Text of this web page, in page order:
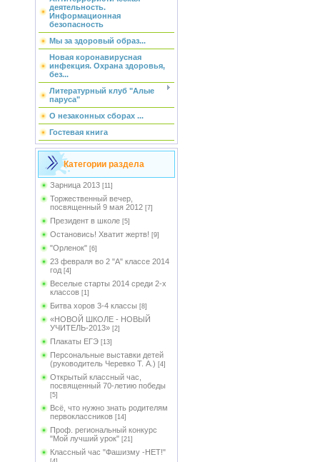
деятельность.
Информационная
безопасность
Мы за здоровый образ...
Новая коронавирусная
инфекция. Охрана здоровья,
без...
Литературный клуб "Алые
паруса"
О незаконных сборах ...
Гостевая книга
Категории раздела
Зарница 2013 [11]
Торжественный вечер,
посвященный 9 мая 2012 [7]
Президент в школе [5]
Остановись! Хватит жертв! [9]
"Орленок" [6]
23 февраля во 2 "А" классе 2014
год [4]
Веселые старты 2014 среди 2-х
классов [1]
Битва хоров 3-4 классы [8]
«НОВОЙ ШКОЛЕ - НОВЫЙ
УЧИТЕЛЬ-2013» [2]
Плакаты ЕГЭ [13]
Персональные выставки детей
(руководитель Черевко Т. А.) [4]
Открытый классный час,
посвященный 70-летию победы
[5]
Всё, что нужно знать родителям
первоклассников [14]
Проф. региональный конкурс
"Мой лучший урок" [21]
Классный час "Фашизму -НЕТ!"